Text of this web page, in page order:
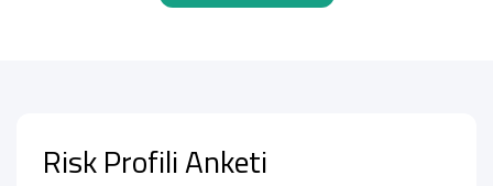
Risk Profili Anketi